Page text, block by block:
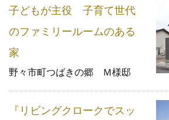
子どもが主役 子育て世代
のファミリールームのある
家
野々市町つばきの郷 Ｍ様邸
『リビングクロークでスッ